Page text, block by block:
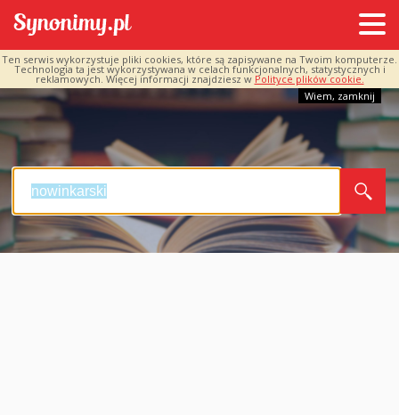
Ten serwis wykorzystuje pliki cookies, które są zapisywane na Twoim komputerze.
Technologia ta jest wykorzystywana w celach funkcjonalnych, statystycznych i
reklamowych. Więcej informacji znajdziesz w Polityce plików cookie.
Wiem, zamknij